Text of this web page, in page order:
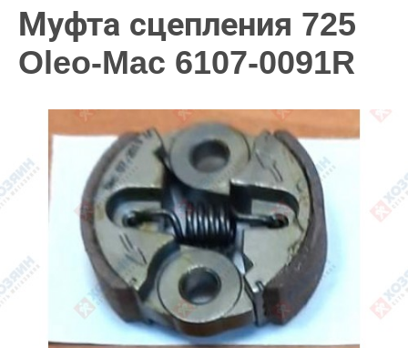
Муфта сцепления 725
Oleo-Mac 6107-0091R